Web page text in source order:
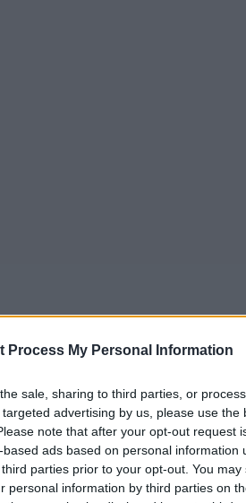
Process My Personal Information
sale, sharing to third parties, or
advertising by us, please use the
note that after your opt-out request
ads based on personal information
parties prior to your opt-out. You
personal information by third parties on